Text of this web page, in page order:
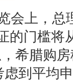
会上，总
的门槛将
希腊购
到平均